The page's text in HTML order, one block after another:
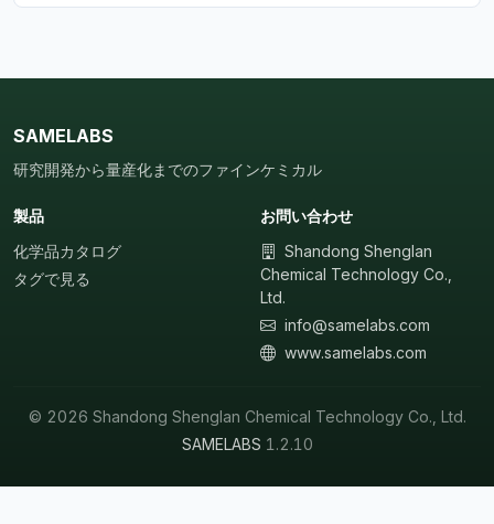
SAMELABS
研究開発から量産化までのファインケミカル
製品
化学品カタログ
タグで見る
お問い合わせ
Shandong Shenglan
Chemical Technology Co.,
Ltd.
info@samelabs.com
www.samelabs.com
© 2026 Shandong Shenglan Chemical Technology Co., Ltd.
SAMELABS 1.2.10